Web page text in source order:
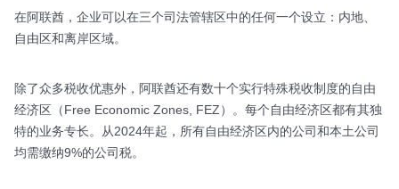
在阿联酋，企业可以在三个司法管辖区中的任何一个设立：内地、
自由区和离岸区域。
除了众多税收优惠外，阿联酋还有数十个实行特殊税收制度的自由
经济区（Free Economic Zones, FEZ）。每个自由经济区都有其独
特的业务专长。从2024年起，所有自由经济区内的公司和本土公司
均需缴纳9%的公司税。